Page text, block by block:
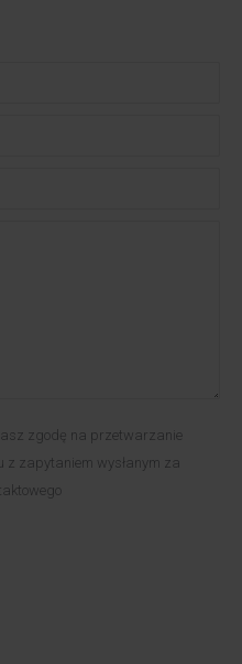
zgodę na przetwarzanie
z zapytaniem wysłanym za